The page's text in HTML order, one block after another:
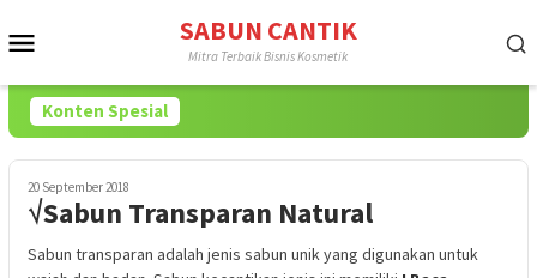
ke
SABUN CANTIK
Mitra Terbaik Bisnis Kosmetik
Konten Spesial
20 September 2018
√Sabun Transparan Natural
Sabun transparan adalah jenis sabun unik yang digunakan untuk